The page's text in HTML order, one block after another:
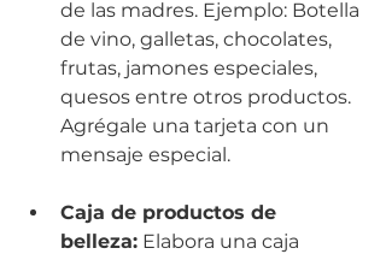
de las madres. Ejemplo: Botella
de vino, galletas, chocolates,
frutas, jamones especiales,
quesos entre otros productos.
Agrégale una tarjeta con un
mensaje especial.
Caja de productos de
belleza: Elabora una caja